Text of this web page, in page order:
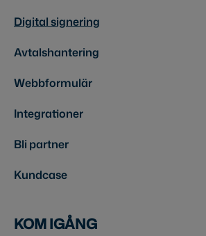
Digital signering
Avtalshantering
Webbformulär
Integrationer
Bli partner
Kundcase
KOM IGÅNG